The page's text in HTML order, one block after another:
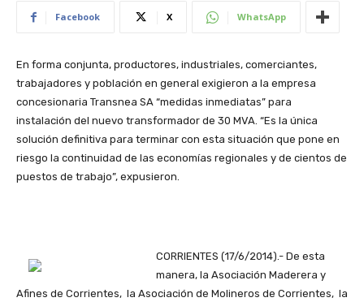
Facebook X WhatsApp
En forma conjunta, productores, industriales, comerciantes,
trabajadores y población en general exigieron a la empresa
concesionaria Transnea SA “medidas inmediatas” para
instalación del nuevo transformador de 30 MVA. “Es la única
solución definitiva para terminar con esta situación que pone en
riesgo la continuidad de las economías regionales y de cientos de
puestos de trabajo”, expusieron.
CORRIENTES (17/6/2014).- De esta
manera, la Asociación Maderera y
Afines de Corrientes, la Asociación de Molineros de Corrientes, la